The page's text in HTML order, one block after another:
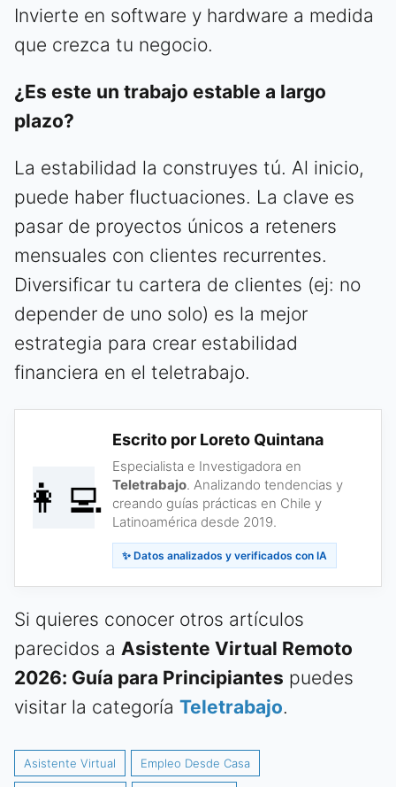
Invierte en software y hardware a medida
que crezca tu negocio.
¿Es este un trabajo estable a largo
plazo?
La estabilidad la construyes tú. Al inicio,
puede haber fluctuaciones. La clave es
pasar de proyectos únicos a reteners
mensuales con clientes recurrentes.
Diversificar tu cartera de clientes (ej: no
depender de uno solo) es la mejor
estrategia para crear estabilidad
financiera en el teletrabajo.
👩‍💻
Escrito por Loreto Quintana
Especialista e Investigadora en
Teletrabajo. Analizando tendencias y
creando guías prácticas en Chile y
Latinoamérica desde 2019.
✨ Datos analizados y verificados con IA
Si quieres conocer otros artículos
parecidos a Asistente Virtual Remoto
2026: Guía para Principiantes puedes
visitar la categoría Teletrabajo.
Asistente Virtual Empleo Desde Casa